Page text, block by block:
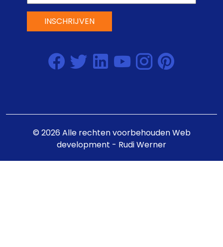
INSCHRIJVEN
© 2026Alle rechten voorbehoudenWeb
development - Rudi Werner